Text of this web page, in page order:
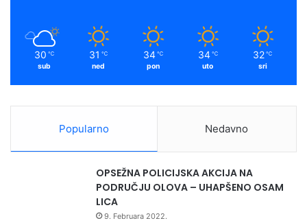
30 ℃
sub
31 ℃
ned
34 ℃
pon
34 ℃
uto
32 ℃
sri
Popularno Nedavno
OPSEŽNA POLICIJSKA AKCIJA NA
PODRUČJU OLOVA – UHAPŠENO OSAM
LICA
9. Februara 2022.